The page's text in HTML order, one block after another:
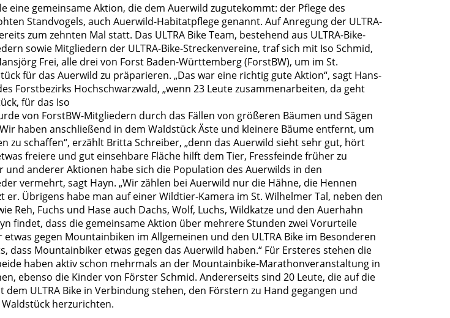
eine gemeinsame Aktion, die dem Auerwild zugutekommt: der Pflege des
Standvogels, auch Auerwild-Habitatpflege genannt. Auf Anregung der ULTRA-
zum zehnten Mal statt. Das ULTRA Bike Team, bestehend aus ULTRA-Bike-
sowie Mitgliedern der ULTRA-Bike-Streckenvereine, traf sich mit Iso Schmid,
Frei, alle drei von Forst Baden-Württemberg (ForstBW), um im St.
für das Auerwild zu präparieren. „Das war eine richtig gute Aktion“, sagt Hans-
Forstbezirks Hochschwarzwald, „wenn 23 Leute zusammenarbeiten, da geht
für das Iso
von ForstBW-Mitgliedern durch das Fällen von größeren Bäumen und Sägen
haben anschließend in dem Waldstück Äste und kleinere Bäume entfernt, um
zu schaffen“, erzählt Britta Schreiber, „denn das Auerwild sieht sehr gut, hört
freiere und gut einsehbare Fläche hilft dem Tier, Fressfeinde früher zu
und anderer Aktionen habe sich die Population des Auerwilds in den
vermehrt, sagt Hayn. „Wir zählen bei Auerwild nur die Hähne, die Hennen
er. Übrigens habe man auf einer Wildtier-Kamera im St. Wilhelmer Tal, neben den
Reh, Fuchs und Hase auch Dachs, Wolf, Luchs, Wildkatze und den Auerhahn
findet, dass die gemeinsame Aktion über mehrere Stunden zwei Vorurteile
etwas gegen Mountainbiken im Allgemeinen und den ULTRA Bike im Besonderen
dass Mountainbiker etwas gegen das Auerwild haben.“ Für Ersteres stehen die
haben aktiv schon mehrmals an der Mountainbike-Marathonveranstaltung in
ebenso die Kinder von Förster Schmid. Andererseits sind 20 Leute, die auf die
ULTRA Bike in Verbindung stehen, den Förstern zu Hand gegangen und
herzurichten.